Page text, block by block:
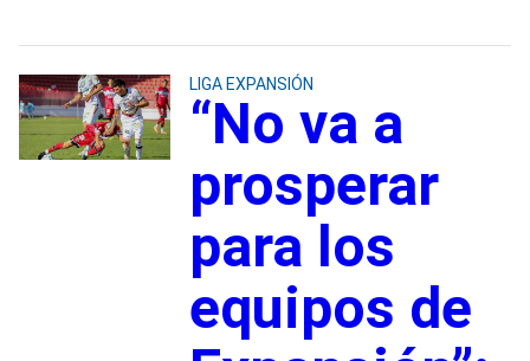
LIGA EXPANSIÓN
“No va a
prosperar
para los
equipos de